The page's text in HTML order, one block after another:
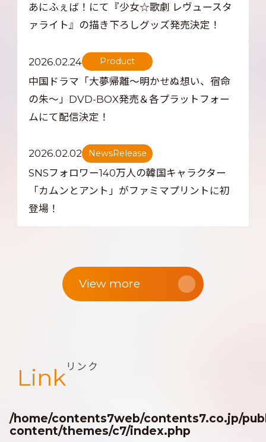
あにふぇば！にて『少女☆歌劇 レヴュースタ
ァライト』の描き下ろしグッズ発売決定！
2026.02.24 Product
中国ドラマ「大夢帰離～明かせぬ想い、宿命
の朱～」DVD-BOX発売＆各プラットフォー
ムにて配信決定！
2026.02.02 NewsRelease
SNSフォロワー140万人の韓国キャラクター
「カムンとアント」がファミマプリントに初
登場！
View more
Linkリンク
/home/contents7web/contents7.co.jp/
content/themes/c7/index.php